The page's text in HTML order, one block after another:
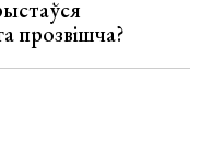
прозвішча?